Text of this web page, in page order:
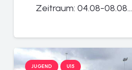
Zeitraum: 04.08-08.08…
JUGEND U15